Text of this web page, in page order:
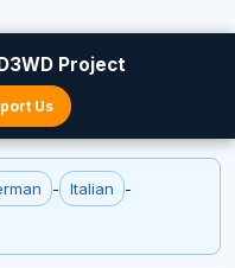
Project
Us
- Italian
-